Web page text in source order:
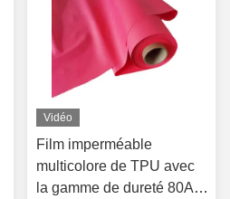
Vidéo
Film imperméable
multicolore de TPU avec
la gamme de dureté 80A-